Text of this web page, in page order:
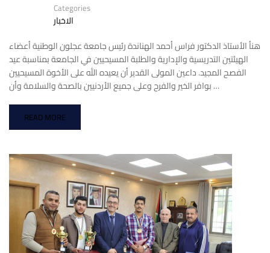
Categories
الاخبار
هنأ الأستاذ الدكتور فراس أحمد الهناندة رئيس جامعة عجلون الوطنية أعضاء
الهيئتين التدريسية والإدارية والطلبة المسيحيين في الجامعة بمناسبة عيد
الفصح المجيد. داعين المولى القدير أن يعيده الله على الأخوة المسيحيين
بوافر الخير والفرح وعلى جميع الأردنيين بالصحة والسلامة وأن …
READ MORE